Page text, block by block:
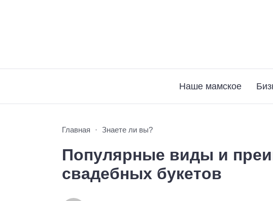
Наше мамское
Главная Знаете ли вы?
Популярные виды и
свадебных букетов